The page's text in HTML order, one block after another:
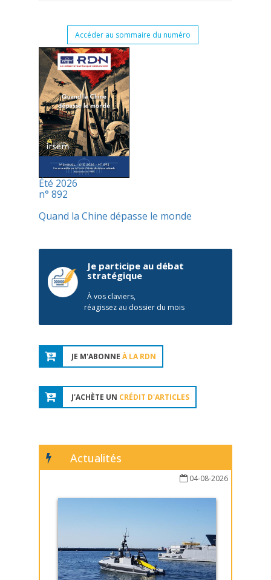
Accéder au sommaire du numéro
Été 2026
n° 892
Quand la Chine dépasse le monde
Je participe au débat
stratégique
À vos claviers,
réagissez au dossier du mois
JE M'ABONNE À LA RDN
J'ACHÈTE UN CRÉDIT D'ARTICLES
Actualités
04-08-2026